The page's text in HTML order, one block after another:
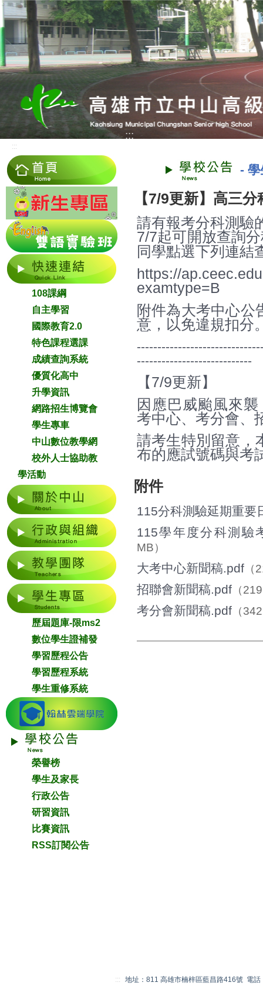
:::
108課綱
自主學習
國際教育2.0
特色課程選課
成績查詢系統
優質化高中
升學資訊
網路招生博覽會
學生專車
中山數位教學網
校外人士協助教
學活動
歷屆題庫-限ms2
數位學生證補發
學習歷程公告
學習歷程系統
學生重修系統
榮譽榜
學生及家長
行政公告
研習資訊
比賽資訊
RSS訂閱公告
:::
- 學
【7/9更新】高三
請有報考分科測驗
7/7起可開放查詢
同學點選下列連結
https://
examtype=B
附件為大考中心公
意，以免違規扣分
----------------------------
【7/9更新】
因應巴威颱風來
考中心、考分會、
請考生特別留意，
布的應試號碼與考
附件
115分科測驗延期重要
115學年度分科測驗
MB）
大考中心新聞稿.pdf （
招聯會新聞稿.pdf （
考分會新聞稿.pdf （
:::
地址：811 高雄市楠梓區藍昌路416號 電